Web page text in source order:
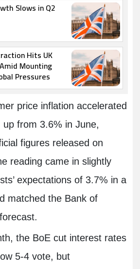
Slows in Q2
Hits UK
Mounting
Pressures
price inflation accelerated
from 3.6% in June,
figures released on
reading came in slightly
expectations of 3.7% in a
matched the Bank of
the BoE cut interest rates
5-4 vote, but